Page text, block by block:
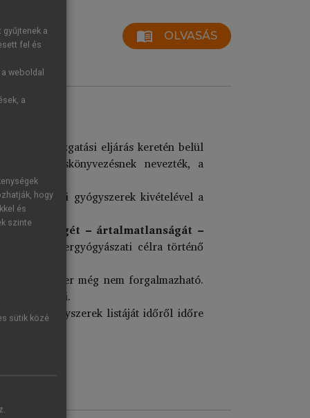
menu_book OLVASÁS
– államigazgatási eljárás keretén belül
nevezték, a
és galenusi gyógyszerek kivételével a
minőségét – ártalmatlanságát –
embergyógyászati célra történő
a gyógyszer még nem forgalmazható.
kell hirdetni.
gyógyszerek listáját időről időre
a
fel és
weboldal
a
hogy
és
szinte
sütik közé